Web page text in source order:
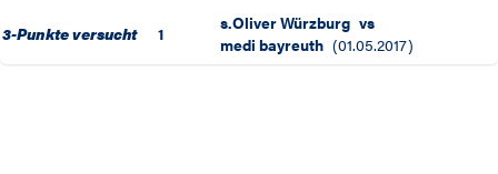
3-Punkte versucht 1 s.Oliver Würzburg vs
medi bayreuth (01.05.2017)